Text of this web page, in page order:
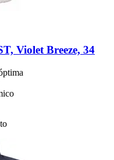
Violet Breeze, 34